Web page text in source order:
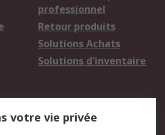
professionnel
Retour produits
Solutions Achats
Solutions d'inventaire
votre vie privée